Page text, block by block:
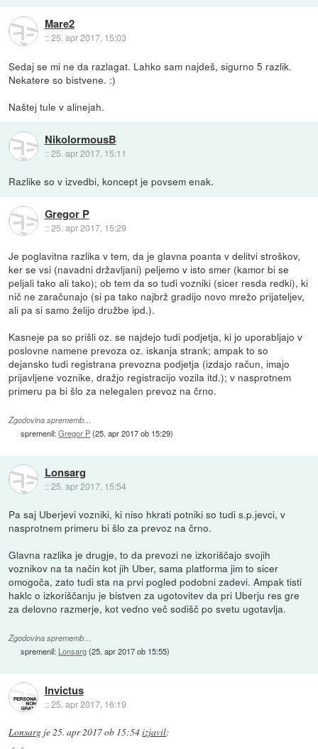
Mare2
::25. apr 2017, 15:03
Sedaj se mi ne da razlagat. Lahko sam najdeš, sigurno 5 razlik.
Nekatere so bistvene. :)
Naštej tule v alinejah.
NikolormousB
::25. apr 2017, 15:11
Razlike so v izvedbi, koncept je povsem enak.
Gregor P
::25. apr 2017, 15:29
Je poglavitna razlika v tem, da je glavna poanta v delitvi stroškov,
ker se vsi (navadni državljani) peljemo v isto smer (kamor bi se
peljali tako ali tako); ob tem da so tudi vozniki (sicer resda redki), ki
nič ne zaračunajo (si pa tako najbrž gradijo novo mrežo prijateljev,
ali pa si samo želijo družbe ipd.).
Kasneje pa so prišli oz. se najdejo tudi podjetja, ki jo uporabljajo v
poslovne namene prevoza oz. iskanja strank; ampak to so
dejansko tudi registrana prevozna podjetja (izdajo račun, imajo
prijavljene voznike, dražjo registracijo vozila itd.); v nasprotnem
primeru pa bi šlo za nelegalen prevoz na črno.
Zgodovina sprememb…
spremenil:Gregor P(25. apr 2017 ob 15:29)
Lonsarg
::25. apr 2017, 15:54
Pa saj Uberjevi vozniki, ki niso hkrati potniki so tudi s.p.jevci, v
nasprotnem primeru bi šlo za prevoz na črno.
Glavna razlika je drugje, to da prevozi ne izkoriščajo svojih
voznikov na ta način kot jih Uber, sama platforma jim to sicer
omogoča, zato tudi sta na prvi pogled podobni zadevi. Ampak tisti
haklc o izkoriščanju je bistven za ugotovitev da pri Uberju res gre
za delovno razmerje, kot vedno več sodišč po svetu ugotavlja.
Zgodovina sprememb…
spremenil: Lonsarg(25. apr 2017 ob 15:55)
Invictus
::25. apr 2017, 16:19
Lonsarg je25. apr 2017 ob 15:54izjavil: